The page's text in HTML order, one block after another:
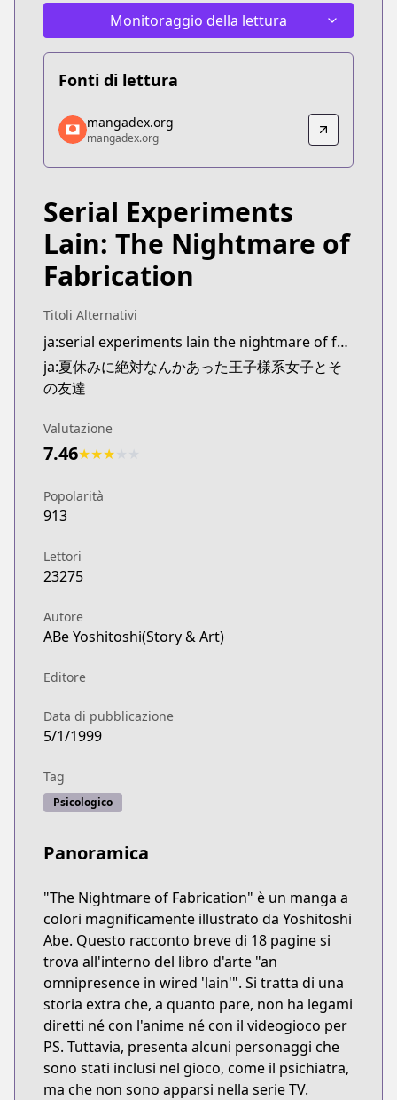
Monitoraggio della lettura
Fonti di lettura
mangadex.org
mangadex.org
https://mangadex.org/title/bc373fdf-0838-4683-
mangadex.org
mangadex.org
Serial Experiments
Lain: The Nightmare of
Fabrication
Titoli Alternativi
ja:serial experiments lain the nightmare of fabrication
ja:夏休みに絶対なんかあった王子様系女子とそ
の友達
Valutazione
7.46★★★
Popolarità
913
Lettori
23275
Autore
ABe Yoshitoshi(Story & Art)
Editore
Data di pubblicazione
5/1/1999
Tag
Psicologico
Panoramica
"The Nightmare of Fabrication" è un manga a
colori magnificamente illustrato da Yoshitoshi
Abe. Questo racconto breve di 18 pagine si
trova all'interno del libro d'arte "an
omnipresence in wired 'lain'". Si tratta di una
storia extra che, a quanto pare, non ha legami
diretti né con l'anime né con il videogioco per
PS. Tuttavia, presenta alcuni personaggi che
sono stati inclusi nel gioco, come il psichiatra,
ma che non sono apparsi nella serie TV.